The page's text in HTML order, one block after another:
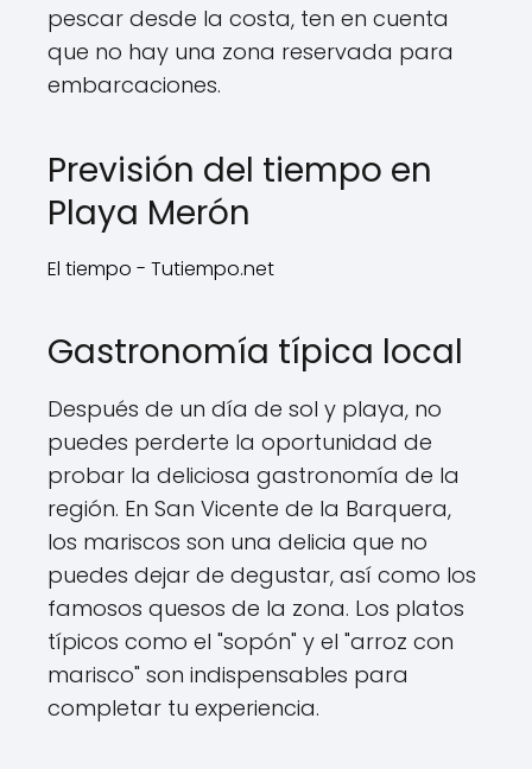
pescar desde la costa, ten en cuenta
que no hay una zona reservada para
embarcaciones.
Previsión del tiempo en
Playa Merón
El tiempo - Tutiempo.net
Gastronomía típica local
Después de un día de sol y playa, no
puedes perderte la oportunidad de
probar la deliciosa gastronomía de la
región. En San Vicente de la Barquera,
los mariscos son una delicia que no
puedes dejar de degustar, así como los
famosos quesos de la zona. Los platos
típicos como el "sopón" y el "arroz con
marisco" son indispensables para
completar tu experiencia.